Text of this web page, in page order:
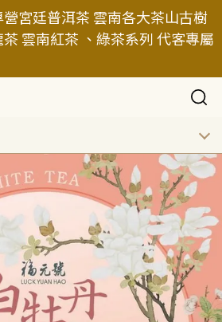
宮廷普洱茶 雲南各大茶山古樹
雲南紅茶 、綠茶系列 代客專屬